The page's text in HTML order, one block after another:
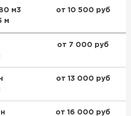
м3
м
от 10 500 руб
от 7 000 руб
от 13 000 руб
от 16 000 руб
элементы для кровли